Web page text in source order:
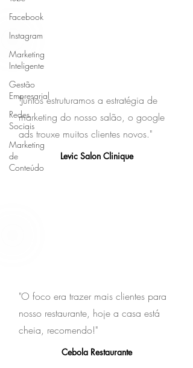
Facebook
Instagram
Marketing
Inteligente
Gestão
Empresarial
Redes
Sociais
Marketing
de
Conteúdo
"Juntos estruturamos a estratégia de
marketing do nosso salão, o google
ads trouxe muitos clientes novos."
Levic Salon Clinique
"O foco era trazer mais clientes para
nosso restaurante, hoje a casa está
cheia, recomendo!"
Cebola Restaurante